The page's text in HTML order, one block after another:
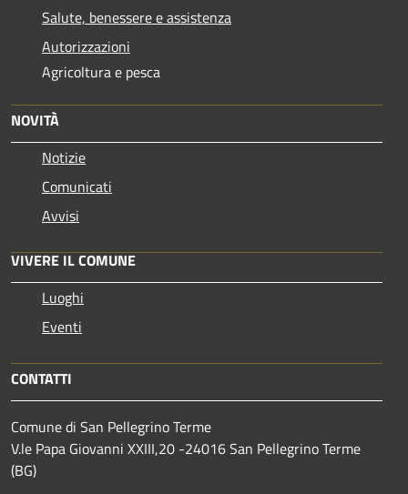
Salute, benessere e assistenza
Autorizzazioni
Agricoltura e pesca
NOVITÀ
Notizie
Comunicati
Avvisi
VIVERE IL COMUNE
Luoghi
Eventi
CONTATTI
Comune di San Pellegrino Terme
V.le Papa Giovanni XXIII,20 -24016 San Pellegrino Terme
(BG)